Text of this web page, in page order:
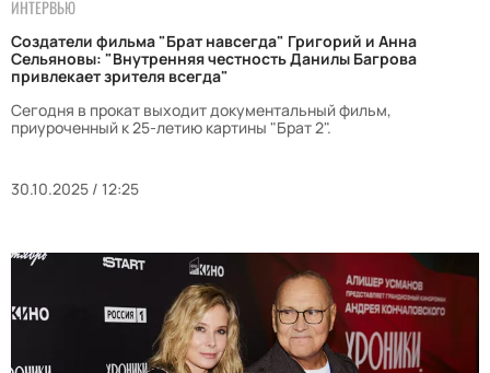
ИНТЕРВЬЮ
Создатели фильма "Брат навсегда" Григорий и Анна
Сельяновы: "Внутренняя честность Данилы Багрова
привлекает зрителя всегда"
Сегодня в прокат выходит документальный фильм,
приуроченный к 25-летию картины "Брат 2".
30.10.2025 / 12:25